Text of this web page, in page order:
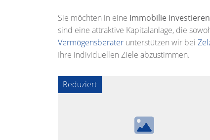
Sie möchten in eine Immobilie investieren
sind eine attraktive Kapitalanlage, die
Vermögensberater unterstützen wir bei
Ihre individuellen Ziele abzustimmen.
Reduziert